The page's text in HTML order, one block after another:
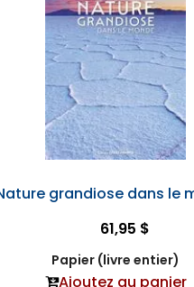
grandiose dans le
61,95 $
Papier (livre entier)
Ajoutez au panier